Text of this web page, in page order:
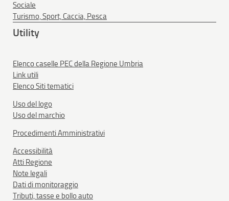
Sociale
Turismo, Sport, Caccia, Pesca
Utility
Elenco caselle PEC della Regione Umbria
Link utili
Elenco Siti tematici
Uso del logo
Uso del marchio
Procedimenti Amministrativi
Accessibilità
Atti Regione
Note legali
Dati di monitoraggio
Tributi, tasse e bollo auto